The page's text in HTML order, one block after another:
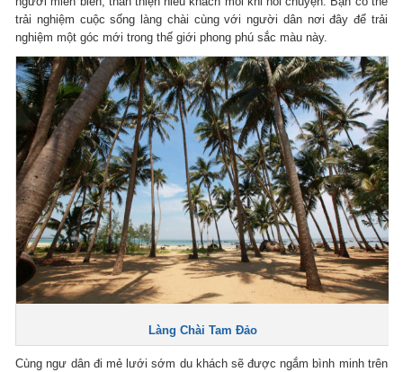
trải nghiệm cuộc sống làng chài cùng với người dân nơi đây để trải
nghiệm một góc mới trong thế giới phong phú sắc màu này.
Làng Chài Tam Đảo
Cùng ngư dân đi mẻ lưới sớm du khách sẽ được ngắm bình minh trên